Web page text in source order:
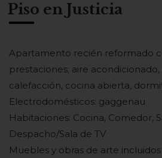
Piso en Justicia
Apartamento recién reformado
prestaciones; aire
calefacción, cocina abierta,
Electrodomésticos: gaggenau
Habitaciones: Cocina, Comedor,
Despacho/Sala de TV
Muebles y obras de arte incluidos